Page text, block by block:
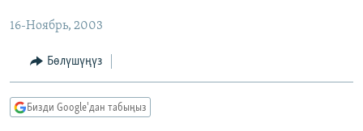
ЭКОНОМИКА
МАДАНИЯТ
БОРБОР АЗИЯ
АТАЙЫН ИЛИКТӨӨ
ТВ ПРОГРАММАЛАР
ЭКСПЕРТТЕР ТАЛДАЙТ
ӨЗГӨЧӨ ПИКИР
16-Ноябрь, 2003
Бөлүшүңүз
Бизди Google'дан табыңыз